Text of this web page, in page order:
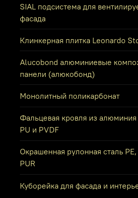
SIAL подсистема для
фасада
Клинкерная плитка Leonardo
Alucobond алюминиевые
панели (алюкобонд)
Монолитный поликарбонат
Фальцевая кровля из
PU и PVDF
Окрашенная рулонная сталь
PUR
Куборейка для фасада и